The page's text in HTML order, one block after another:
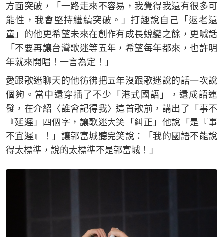
方面突破，「一路走來不容易，我覺得我還有很多可
能性，我會堅持繼續突破。」打趣說自己「返老還
童」的他更希望未來在創作有成長蛻變之餘，更喊話
「不要再讓台灣歌迷等五年，希望每年都來，也許明
年就來開唱！一言為定！」
愛跟歌迷聊天的他彷彿把五年沒跟歌迷說的話一次說
個夠。當中還穿插了不少「港式國語」，還成語連
發，在介紹〈誰會記得我〉這首歌前，講出了「事不
『延遲」四個字，讓歌迷大笑「糾正」他說「是『事
不宜遲』！」讓郭富城聽完笑說：「我的國語不能說
得太標準，說的太標準不是郭富城！」